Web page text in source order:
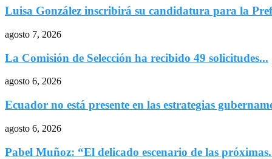
Luisa González inscribirá su candidatura para la
agosto 7, 2026
La Comisión de Selección ha recibido 49 solicitudes...
agosto 6, 2026
Ecuador no está presente en las estrategias
agosto 6, 2026
Pabel Muñoz: “El delicado escenario de las